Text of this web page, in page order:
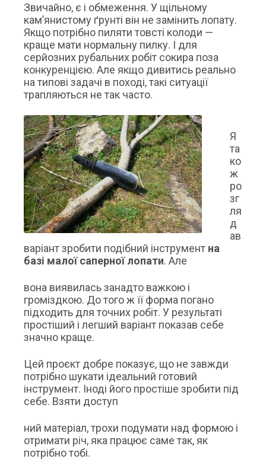
Звичайно, є і обмеження. У щільному
кам’янистому ґрунті він не замінить лопату.
Якщо потрібно пиляти товсті колоди —
краще мати нормальну пилку. І для
серйозних рубальних робіт сокира поза
конкуренцією. Але якщо дивитись реально
на типові задачі в поході, такі ситуації
трапляються не так часто.
Я
та
ко
ж
ро
зг
ля
д
ав
варіант зробити подібний інструмент на
базі малої саперної лопати. Але
вона виявилась занадто важкою і
громіздкою. До того ж її форма погано
підходить для точних робіт. У результаті
простіший і легший варіант показав себе
значно краще.
Цей проєкт добре показує, що не завжди
потрібно шукати ідеальний готовий
інструмент. Іноді його простіше зробити під
себе. Взяти доступ
ний матеріал, трохи подумати над формою і
отримати річ, яка працює саме так, як
потрібно тобі.